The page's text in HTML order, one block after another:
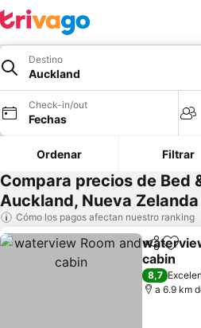
Destino
Auckland
Check-in/out
Fechas
Ordenar Filtrar
Compara precios de Bed
Auckland, Nueva Zelanda
Cómo los pagos afectan nuestro ranking
Compartir
cabin
Ver
8,7
a 6.9 km